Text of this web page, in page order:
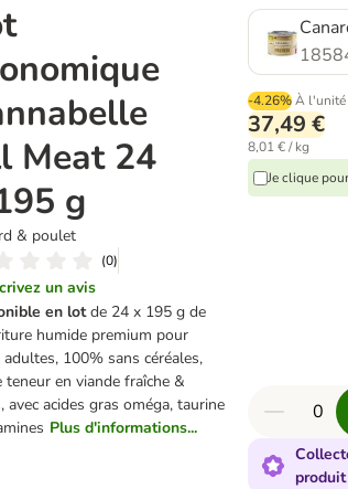
Meat 24
g
& poulet
(0)
un avis
en lotde 24 x 195 g de
humide premium pour
adultes, 100% sans céréales,
teneur en viande fraîche &
avec acides gras oméga, taurine
Plus d'informations...
-4.26% À l'unité
37,49 €
8,01 € / kg
Je clique
produit